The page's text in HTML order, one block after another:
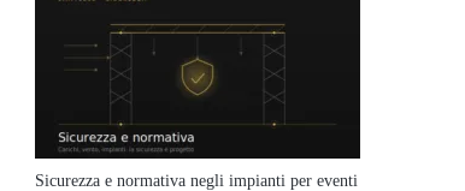
Sicurezza e normativa negli impianti per eventi